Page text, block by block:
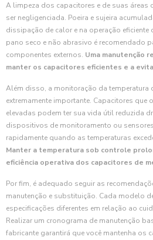
A limpeza dos capacitores e de suas áreas
ser negligenciada. Poeira e sujeira
dissipação de calor e na operação
pano seco e não abrasivo é recomendado
componentes externos. Uma manutenção
manter os capacitores eficientes e a
Além disso, a monitoração da temperatura
extremamente importante. Capacitores que
elevadas podem ter sua vida útil reduzida
dispositivos de monitoramento ou
rapidamente quando as temperaturas
Manter a temperatura sob controle
eficiência operativa dos capacitores de
Por fim, é adequado seguir as
manutenção e substituição. Cada modelo
especificações diferentes em relação ao
Realizar um cronograma de manutenção
fabricante garantirá que você mantenha os